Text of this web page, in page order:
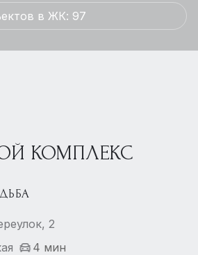
в ЖК: 97
КОМПЛЕКС
2
4 мин